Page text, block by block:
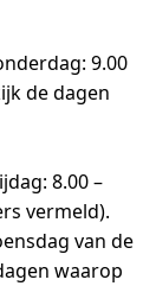
9.00
de dagen
8.00 –
vermeld).
van de
waarop